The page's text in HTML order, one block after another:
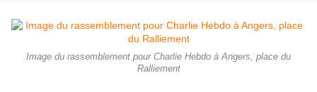
Image du rassemblement pour Charlie Hebdo à Angers, place du
Ralliement